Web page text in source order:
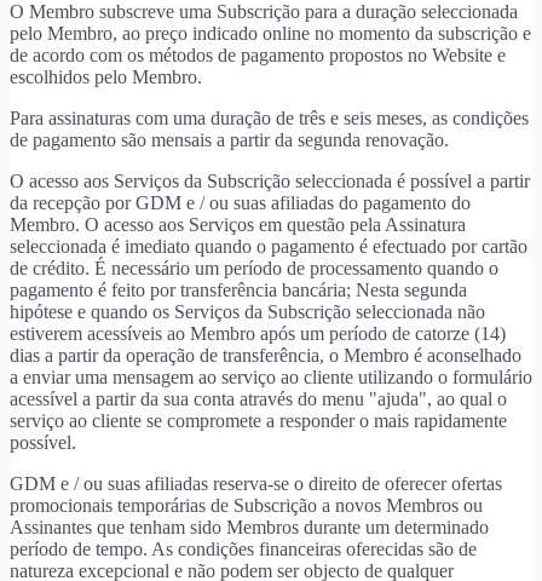
O Membro subscreve uma Subscrição para a duração seleccionada
pelo Membro, ao preço indicado online no momento da subscrição e
de acordo com os métodos de pagamento propostos no Website e
escolhidos pelo Membro.
Para assinaturas com uma duração de três e seis meses, as condições
de pagamento são mensais a partir da segunda renovação.
O acesso aos Serviços da Subscrição seleccionada é possível a partir
da recepção por GDM e / ou suas afiliadas do pagamento do
Membro. O acesso aos Serviços em questão pela Assinatura
seleccionada é imediato quando o pagamento é efectuado por cartão
de crédito. É necessário um período de processamento quando o
pagamento é feito por transferência bancária; Nesta segunda
hipótese e quando os Serviços da Subscrição seleccionada não
estiverem acessíveis ao Membro após um período de catorze (14)
dias a partir da operação de transferência, o Membro é aconselhado
a enviar uma mensagem ao serviço ao cliente utilizando o formulário
acessível a partir da sua conta através do menu "ajuda", ao qual o
serviço ao cliente se compromete a responder o mais rapidamente
possível.
GDM e / ou suas afiliadas reserva-se o direito de oferecer ofertas
promocionais temporárias de Subscrição a novos Membros ou
Assinantes que tenham sido Membros durante um determinado
período de tempo. As condições financeiras oferecidas são de
natureza excepcional e não podem ser objecto de qualquer